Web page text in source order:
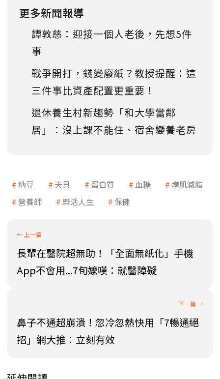
更多新聞報導
譚敦慈：迎接一個人老後，先想5件
事
戰爭開打，錢變廢紙？教授提醒：這
三件事比資產配置更重要！
退休養生村新趨勢「和大學當鄰
居」：沒上課不能住、宿舍變養老房
納豆 天貝 蛋白質 血糖
增肌減脂
營養師
樂活人生 保健
長輩在醫院超無助！「全面無紙化」手機
App不會用...7旬嬤嘆：就醫障礙
鼻子不通超崩潰！忽冷忽熱快用「7暢通絕
招」網大推：立刻有效